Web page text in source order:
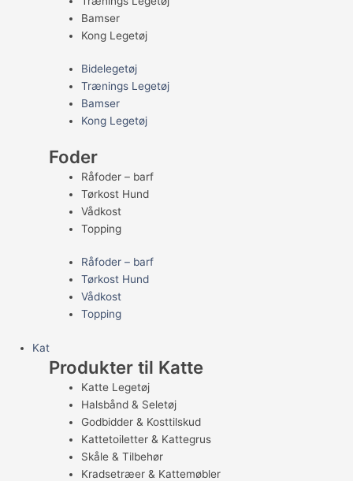
Bamser
Kong Legetøj
Bidelegetøj
Trænings Legetøj
Bamser
Kong Legetøj
Foder
Råfoder – barf
Tørkost Hund
Vådkost
Topping
Råfoder – barf
Tørkost Hund
Vådkost
Topping
Kat
Produkter til Katte
Katte Legetøj
Halsbånd & Seletøj
Godbidder & Kosttilskud
Kattetoiletter & Kattegrus
Skåle & Tilbehør
Kradsetræer & Kattemøbler